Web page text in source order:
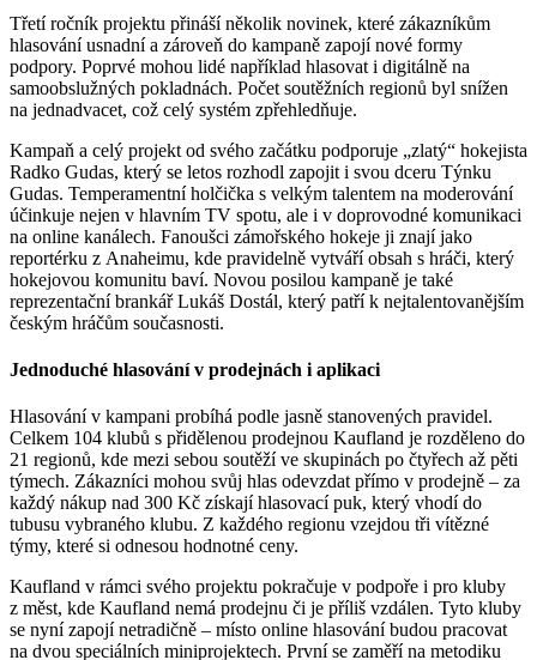
Třetí ročník projektu přináší několik novinek, které zákazníkům
hlasování usnadní a zároveň do kampaně zapojí nové formy
podpory. Poprvé mohou lidé například hlasovat i digitálně na
samoobslužných pokladnách. Počet soutěžních regionů byl snížen
na jednadvacet, což celý systém zpřehledňuje.
Kampaň a celý projekt od svého začátku podporuje „zlatý“ hokejista
Radko Gudas, který se letos rozhodl zapojit i svou dceru Týnku
Gudas. Temperamentní holčička s velkým talentem na moderování
účinkuje nejen v hlavním TV spotu, ale i v doprovodné komunikaci
na online kanálech. Fanoušci zámořského hokeje ji znají jako
reportérku z Anaheimu, kde pravidelně vytváří obsah s hráči, který
hokejovou komunitu baví. Novou posilou kampaně je také
reprezentační brankář Lukáš Dostál, který patří k nejtalentovanějším
českým hráčům současnosti.
Jednoduché hlasování v prodejnách i aplikaci
Hlasování v kampani probíhá podle jasně stanovených pravidel.
Celkem 104 klubů s přidělenou prodejnou Kaufland je rozděleno do
21 regionů, kde mezi sebou soutěží ve skupinách po čtyřech až pěti
týmech. Zákazníci mohou svůj hlas odevzdat přímo v prodejně – za
každý nákup nad 300 Kč získají hlasovací puk, který vhodí do
tubusu vybraného klubu. Z každého regionu vzejdou tři vítězné
týmy, které si odnesou hodnotné ceny.
Kaufland v rámci svého projektu pokračuje v podpoře i pro kluby
z měst, kde Kaufland nemá prodejnu či je příliš vzdálen. Tyto kluby
se nyní zapojí netradičně – místo online hlasování budou pracovat
na dvou speciálních miniprojektech. První se zaměří na metodiku